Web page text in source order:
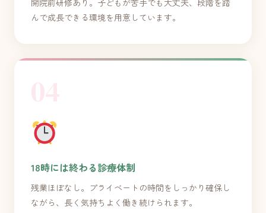
開院前研修あり。子どもが苦手でも大丈夫、段階を踏
んで成長できる環境を用意しています。
18時には終わる診療体制
残業ほぼなし。プライベートの時間をしっかり確保し
ながら、長く気持ちよく働き続けられます。